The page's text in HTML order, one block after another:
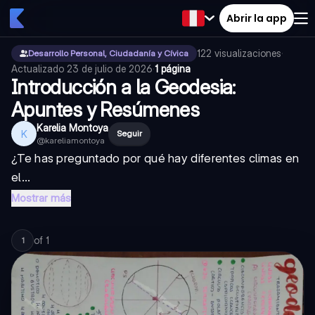
Abrir la app
Desarrollo Personal, Ciudadanía y Cívica 122 visualizaciones·
Actualizado 23 de julio de 2026·1 página
Introducción a la Geodesia:
Apuntes y Resúmenes
K Karelia Montoya
@kareliamontoya
Seguir
¿Te has preguntado por qué hay diferentes climas en
el...
Mostrar más
1 of 1